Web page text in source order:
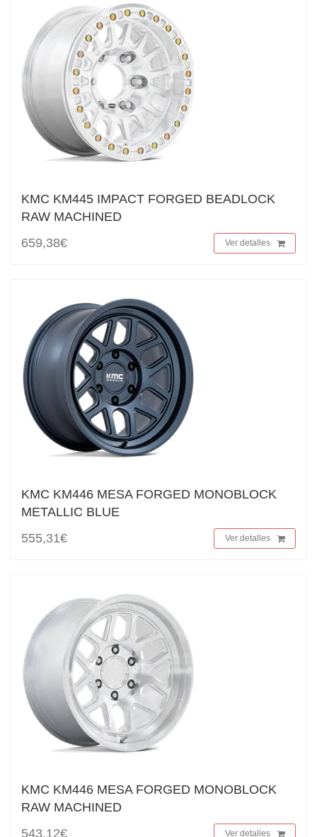
KMC KM445 IMPACT FORGED BEADLOCK
RAW MACHINED
659,38€
Ver detalles
KMC KM446 MESA FORGED MONOBLOCK
METALLIC BLUE
555,31€
Ver detalles
KMC KM446 MESA FORGED MONOBLOCK
RAW MACHINED
543,12€
Ver detalles